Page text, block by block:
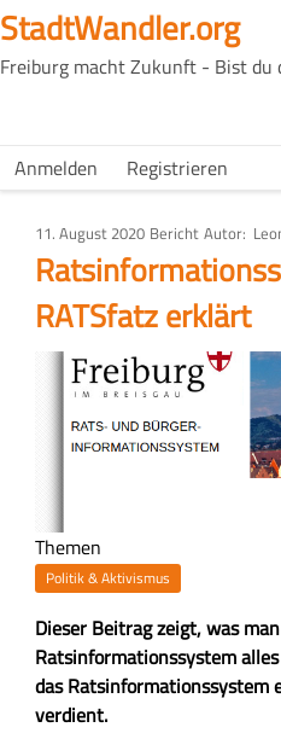
Direkt
zum
Inhalt
StadtWandler.org
Freiburg macht Zukunft - Bist du
Main
H4C
USER
Anmelden Registrieren
11. August 2020 Art
des
Artikels
Bericht Autor
RATSfatz erklärt
Themen
Politik & Aktivismus
Z
u
s
a
Dieser Beitrag zeigt, was
Ratsinformationssystem
das Ratsinformationssystem
verdient.